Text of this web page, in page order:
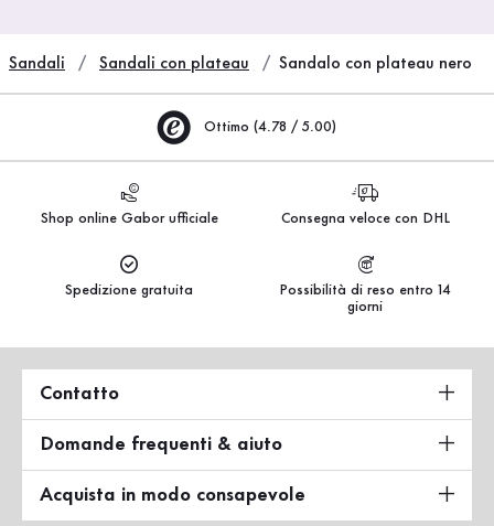
Sandali Sandali con plateau Sandalo con plateau nero
Ottimo (4.78 / 5.00)
Shop online Gabor ufficiale Consegna veloce con DHL
Spedizione gratuita
Possibilità di reso entro 14
giorni
Contatto
Domande frequenti & aiuto
Acquista in modo consapevole